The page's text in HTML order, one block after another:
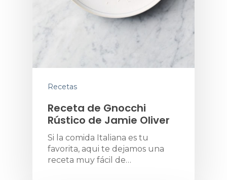
Recetas
Receta de Gnocchi
Rústico de Jamie Oliver
Si la comida Italiana es tu
favorita, aqui te dejamos una
receta muy fácil de…